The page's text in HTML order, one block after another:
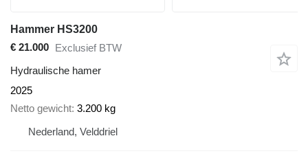
Hammer HS3200
€ 21.000 Exclusief BTW
Hydraulische hamer
2025
Netto gewicht 3.200 kg
Nederland, Velddriel